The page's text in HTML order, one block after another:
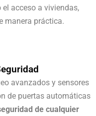
acceso a viviendas,
manera práctica.
avanzados y sensores
de puertas automáticas
de cualquier